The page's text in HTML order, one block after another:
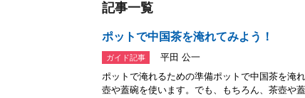
記事一覧
ポットで中国茶を淹れてみよう！
ガイド記事
平田 公一
ポットで淹れるための準備ポットで中国茶を淹
壺や蓋碗を使います。でも、もちろん、茶壺や